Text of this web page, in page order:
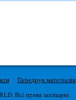
Передрук матеріалів
Всі права захищені.